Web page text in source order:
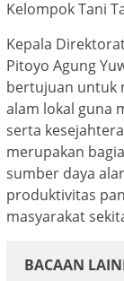
Kelompok Tani
Kepala
Pitoyo Agung
bertujuan untuk
alam lokal guna
serta
merupakan
sumber daya
produktivitas
masyarakat
BACAAN